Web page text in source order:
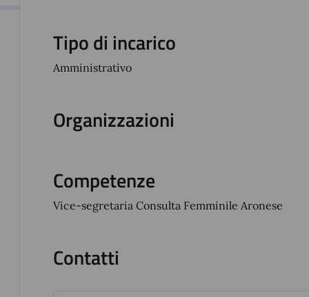
Tipo di incarico
Amministrativo
Organizzazioni
Competenze
Vice-segretaria Consulta Femminile Aronese
Contatti